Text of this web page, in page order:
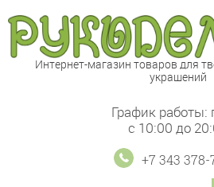
Интернет-магазин товаров для
украшений
График работы:
с 10:00 до
+7 343 378-